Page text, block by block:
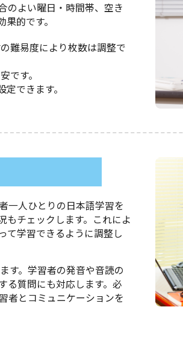
のよい曜日・時間帯、空き
的です。
難易度により枚数は調整で
です。
できます。
一人ひとりの日本語学習を
もチェックします。これによ
て学習できるように調整し
す。学習者の発音や音読の
る質問にも対応します。必
者とコミュニケーションを